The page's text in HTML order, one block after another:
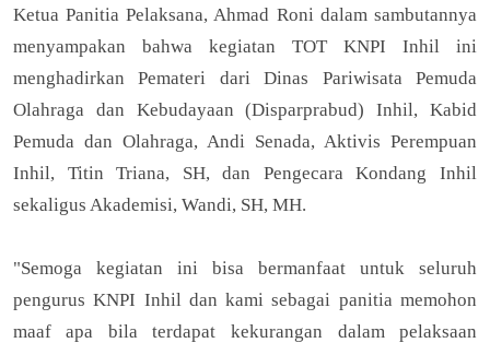
Ketua Panitia Pelaksana, Ahmad Roni dalam sambutannya
menyampakan bahwa kegiatan TOT KNPI Inhil ini
menghadirkan Pemateri dari Dinas Pariwisata Pemuda
Olahraga dan Kebudayaan (Disparprabud) Inhil, Kabid
Pemuda dan Olahraga, Andi Senada, Aktivis Perempuan
Inhil, Titin Triana, SH, dan Pengecara Kondang Inhil
sekaligus Akademisi, Wandi, SH, MH.
"Semoga kegiatan ini bisa bermanfaat untuk seluruh
pengurus KNPI Inhil dan kami sebagai panitia memohon
maaf apa bila terdapat kekurangan dalam pelaksaan